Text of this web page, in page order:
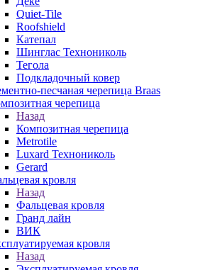
Quiet-Tile
Roofshield
Катепал
Шинглас Технониколь
Тегола
Подкладочный ковер
песчаная черепица Braas
черепица
Назад
Композитная черепица
Metrotile
Luxard Технониколь
Gerard
кровля
Назад
Фальцевая кровля
Гранд лайн
ВИК
кровля
Назад